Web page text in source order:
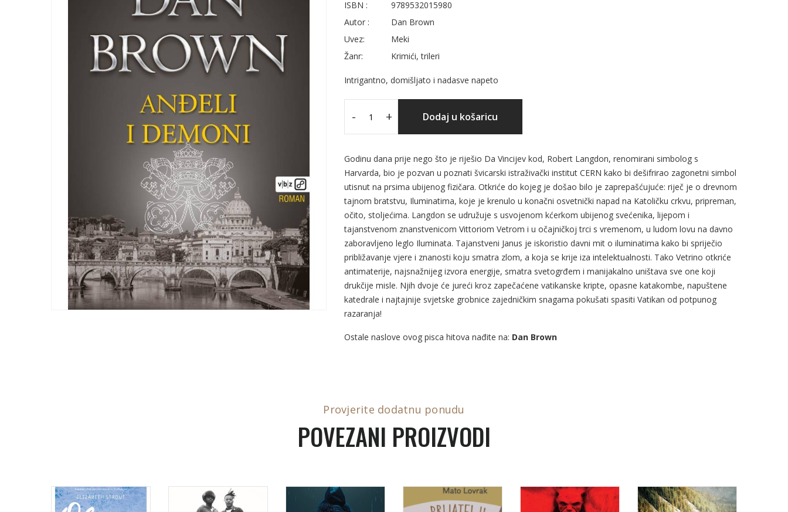
ISBN :
9789532015980
Autor :
Dan Brown
Uvez:
Meki
Žanr:
Krimići, trileri
Intrigantno, domišljato i nadasve napeto
- + Dodaj u košaricu
Godinu dana prije nego što je riješio Da Vincijev kod, Robert Langdon, renomirani simbolog s
Harvarda, bio je pozvan u poznati švicarski istraživački institut CERN kako bi dešifrirao zagonetni simbol
utisnut na prsima ubijenog fizičara. Otkriće do kojeg je došao bilo je zaprepašćujuće: riječ je o drevnom
tajnom bratstvu, Iluminatima, koje je krenulo u konačni osvetnički napad na Katoličku crkvu, pripreman,
očito, stoljećima. Langdon se udružuje s usvojenom kćerkom ubijenog svećenika, lijepom i
tajanstvenom znanstvenicom Vittoriom Vetrom i u očajničkoj trci s vremenom, u ludom lovu na davno
zaboravljeno leglo Iluminata. Tajanstveni Janus je iskoristio davni mit o iluminatima kako bi spriječio
približavanje vjere i znanosti koju smatra zlom, a koja se krije iza intelektualnosti. Tako Vetrino otkriće
antimaterije, najsnažnijeg izvora energije, smatra svetogrđem i manijakalno uništava sve one koji
drukčije misle. Njih dvoje će jureći kroz zapečaćene vatikanske kripte, opasne katakombe, napuštene
katedrale i najtajnije svjetske grobnice zajedničkim snagama pokušati spasiti Vatikan od potpunog
razaranja!
Ostale naslove ovog pisca hitova nađite na: Dan Brown
Provjerite dodatnu ponudu
POVEZANI PROIZVODI